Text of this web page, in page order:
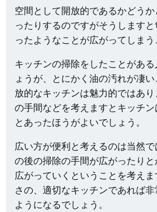
空間として開放的であるかどう
ったりするのですがそうします
ったようなことが広がってしまう
キッチンの掃除をしたことがある
ょうが、とにかく油の汚れが凄
放的なキッチンは魅力的ではあ
の手間などを考えますとキッチン
とあったほうがよいでしょう。
広い方が便利と考えるのは当然
の後の掃除の手間が広がったり
広がっていくということを考え
さの、適切なキッチンであれば
ようになるでしょう。